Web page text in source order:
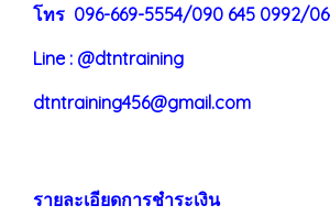
โทร 096-669-5554/090 645 0992/
Line : @dtntraining
dtntraining456@gmail.com
รายละเอียดการชำระเงิน